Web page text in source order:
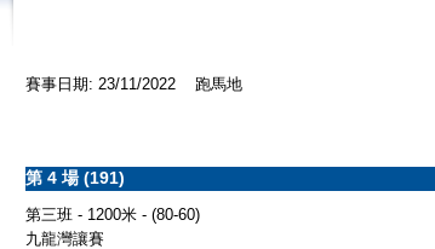
賽事日期: 23/11/2022 跑馬地
第 4 場 (191)
第三班 - 1200米 - (80-60)
九龍灣讓賽